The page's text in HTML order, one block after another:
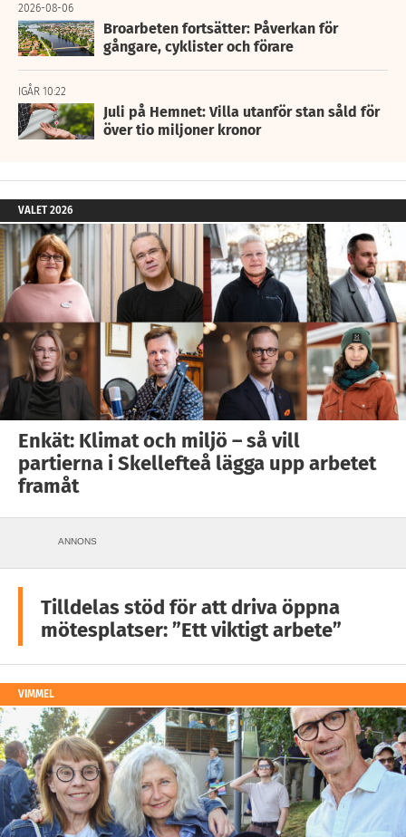
2026-08-06
Broarbeten fortsätter: Påverkan för
gångare, cyklister och förare
IGÅR 10:22
Juli på Hemnet: Villa utanför stan såld för
över tio miljoner kronor
VALET 2026
Enkät: Klimat och miljö – så vill
partierna i Skellefteå lägga upp arbetet
framåt
ANNONS
Tilldelas stöd för att driva öppna
mötesplatser: ”Ett viktigt arbete”
VIMMEL